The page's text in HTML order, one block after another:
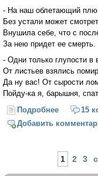
- На наш облетающий
Без устали может
Внушила себе, что с
За нею придет ее
- Одни только глупости в
От листьев взялись
Да ну вас! От сырости
Пойду-ка я, барышня,
Подробнее о
15
Добавить
Страницы1 2 3